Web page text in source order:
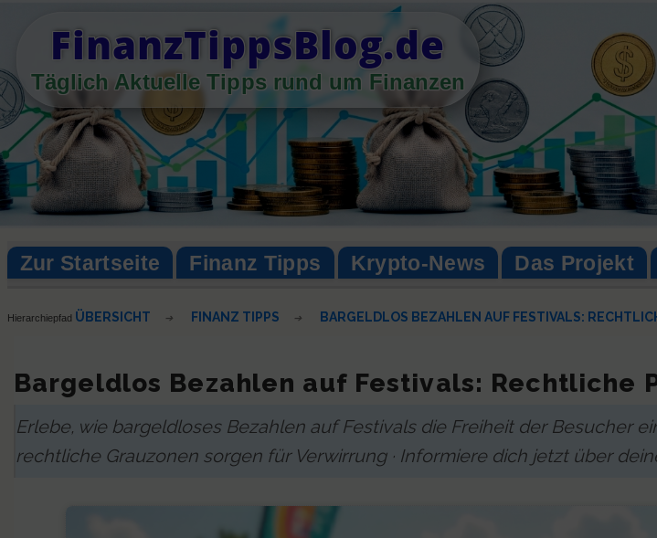
content
FinanzTippsBlog.de
Täglich Aktuelle Tipps rund um Finanzen
Zur Startseite Finanz Tipps Krypto-News Das Projekt
Hierarchiepfad ÜBERSICHT ➔ FINANZ TIPPS ➔ BARGELDLOS BEZAHLEN AUF FESTIVALS:
Bargeldlos Bezahlen auf Festivals: Rechtliche
Erlebe, wie bargeldloses Bezahlen auf Festivals die Freiheit der Besucher
rechtliche Grauzonen sorgen für Verwirrung · Informiere dich jetzt über